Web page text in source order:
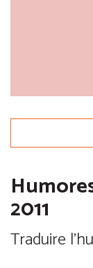
2011
Traduire